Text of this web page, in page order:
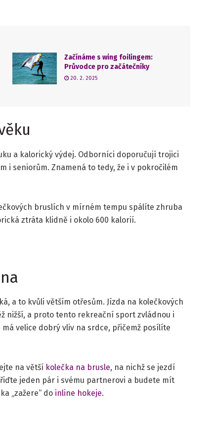
Začínáme s wing foilingem:
Průvodce pro začátečníky
20. 2. 2025
a kalorický výdej. Odborníci doporučují trojici
i seniorům. Znamená to tedy, že i v pokročilém
bruslích v mírném tempu spálíte zhruba
ztráta klidně i okolo 600 kalorií.
a to kvůli větším otřesům. Jízda na kolečkových
nižší, a proto tento rekreační sport zvládnou i
velice dobrý vliv na srdce, přičemž posílíte
na větší kolečka na brusle, na nichž se jezdí
jeden pár i svému partnerovi a budete mít
„zažere“ do inline hokeje.